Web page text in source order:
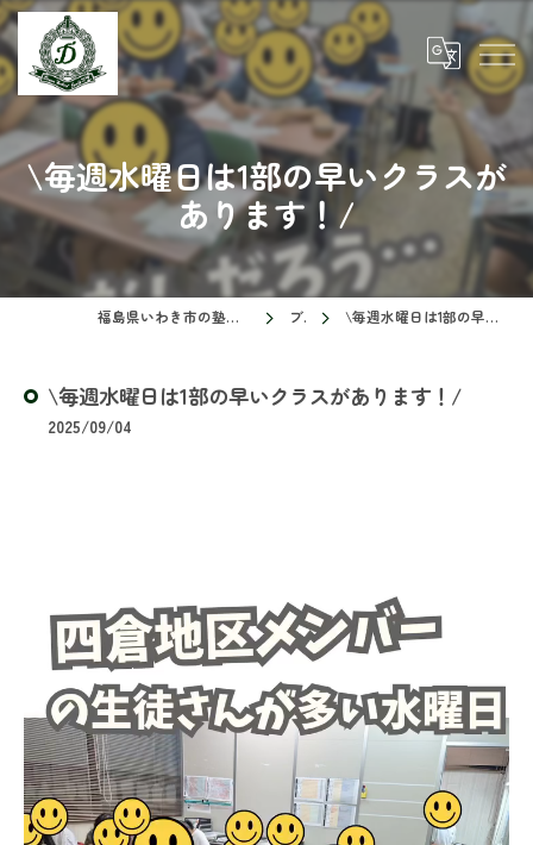
\毎週水曜日は1部の早いクラスが
あります！/
福島県いわき市の塾ならドリームスクール ブログ \毎週水曜日は1部の早いクラスがあります！/
\毎週水曜日は1部の早いクラスがあります！/
2025/09/04